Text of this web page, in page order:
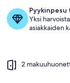
Yksi
asiakkaiden
2